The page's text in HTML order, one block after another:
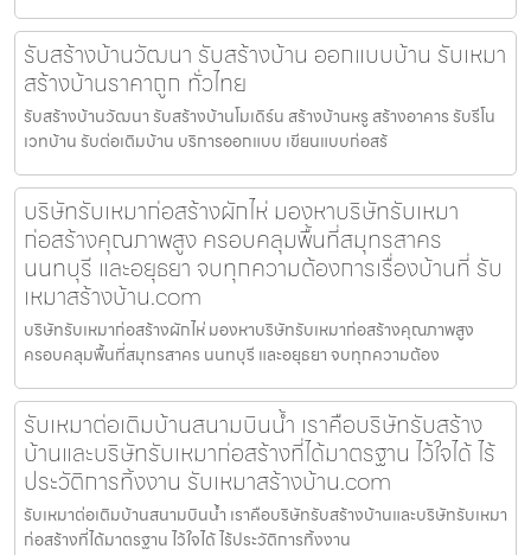
รับสร้างบ้านวัฒนา รับสร้างบ้าน ออกแบบบ้าน รับเหมา
สร้างบ้านราคาถูก ทั่วไทย
รับสร้างบ้านวัฒนา รับสร้างบ้านโมเดิร์น สร้างบ้านหรู สร้างอาคาร รับรีโน
เวทบ้าน รับต่อเติมบ้าน บริการออกแบบ เขียนแบบก่อสร้
บริษัทรับเหมาก่อสร้างผักไห่ มองหาบริษัทรับเหมา
ก่อสร้างคุณภาพสูง ครอบคลุมพื้นที่สมุทรสาคร
นนทบุรี และอยุธยา จบทุกความต้องการเรื่องบ้านที่ รับ
เหมาสร้างบ้าน.com
บริษัทรับเหมาก่อสร้างผักไห่ มองหาบริษัทรับเหมาก่อสร้างคุณภาพสูง
ครอบคลุมพื้นที่สมุทรสาคร นนทบุรี และอยุธยา จบทุกความต้อง
รับเหมาต่อเติมบ้านสนามบินน้ำ เราคือบริษัทรับสร้าง
บ้านและบริษัทรับเหมาก่อสร้างที่ได้มาตรฐาน ไว้ใจได้ ไร้
ประวัติการทิ้งงาน รับเหมาสร้างบ้าน.com
รับเหมาต่อเติมบ้านสนามบินน้ำ เราคือบริษัทรับสร้างบ้านและบริษัทรับเหมา
ก่อสร้างที่ได้มาตรฐาน ไว้ใจได้ ไร้ประวัติการทิ้งงาน